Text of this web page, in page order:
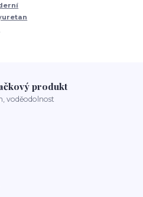
produkt
voděodolnost